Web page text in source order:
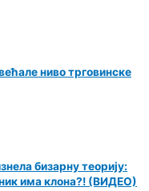
ниво трговинске
бизарну теорију:
има клона?! (ВИДЕО)